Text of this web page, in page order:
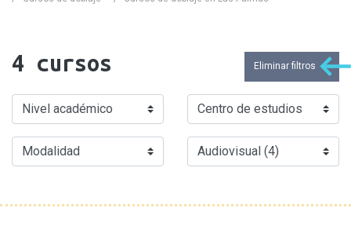
4 cursos Eliminar filtros